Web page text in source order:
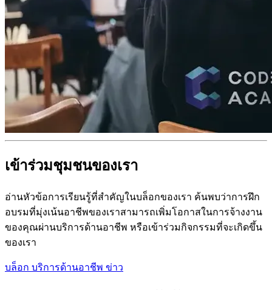
เข้าร่วมชุมชนของเรา
อ่านหัวข้อการเรียนรู้ที่สำคัญในบล็อกของเรา ค้นพบว่าการฝึก
อบรมที่มุ่งเน้นอาชีพของเราสามารถเพิ่มโอกาสในการจ้างงาน
ของคุณผ่านบริการด้านอาชีพ หรือเข้าร่วมกิจกรรมที่จะเกิดขึ้น
ของเรา
บล็อก บริการด้านอาชีพ ข่าว